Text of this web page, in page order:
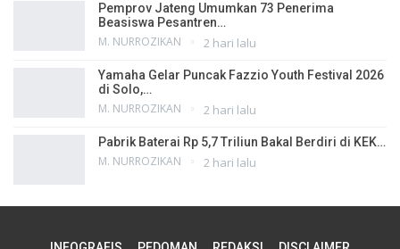
Pemprov Jateng Umumkan 73 Penerima
Beasiswa Pesantren…
M. NURROZIKAN 2 hari lalu
Yamaha Gelar Puncak Fazzio Youth Festival 2026
di Solo,…
M. NURROZIKAN 2 hari lalu
Pabrik Baterai Rp 5,7 Triliun Bakal Berdiri di KEK…
M. NURROZIKAN 2 hari lalu